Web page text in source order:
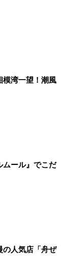
模湾一望！潮風
ムール』でこだ
の人気店「舟ぜ